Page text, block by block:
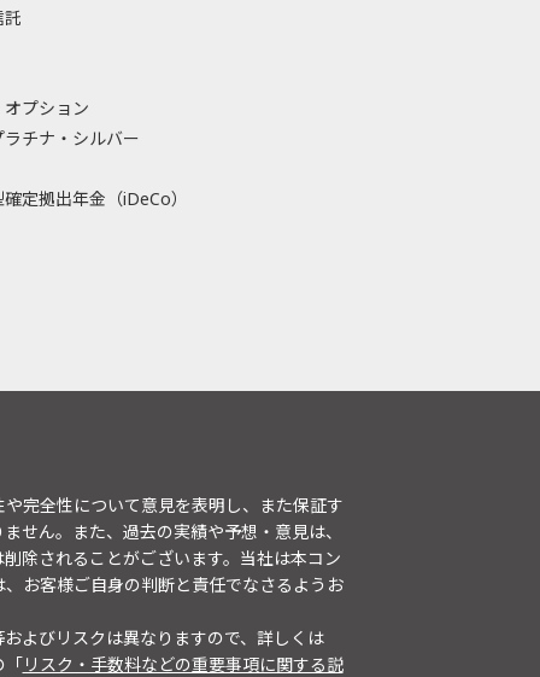
託
プション
ラチナ・シルバー
定拠出年金（iDeCo）
完全性について意見を表明し、また保証す
せん。また、過去の実績や予想・意見は、
除されることがございます。当社は本コン
お客様ご自身の判断と責任でなさるようお
よびリスクは異なりますので、詳しくは
「リスク・手数料などの重要事項に関する説